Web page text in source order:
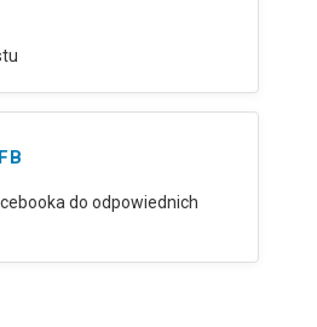
do odpowiednich